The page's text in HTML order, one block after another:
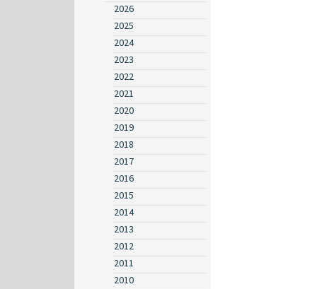
2026
2025
2024
2023
2022
2021
2020
2019
2018
2017
2016
2015
2014
2013
2012
2011
2010